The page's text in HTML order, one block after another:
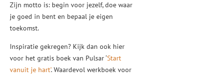
Zijn motto is: begin voor jezelf, doe waar
je goed in bent en bepaal je eigen
toekomst.
Inspiratie gekregen? Kijk dan ook hier
voor het gratis boek van Pulsar ‘Start
vanuit je hart’. Waardevol werkboek voor